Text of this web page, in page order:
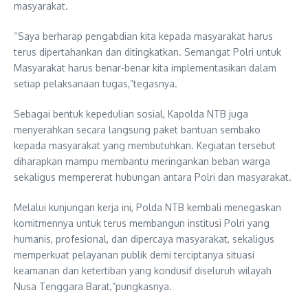
masyarakat.
“Saya berharap pengabdian kita kepada masyarakat harus
terus dipertahankan dan ditingkatkan. Semangat Polri untuk
Masyarakat harus benar-benar kita implementasikan dalam
setiap pelaksanaan tugas,”tegasnya.
Sebagai bentuk kepedulian sosial, Kapolda NTB juga
menyerahkan secara langsung paket bantuan sembako
kepada masyarakat yang membutuhkan. Kegiatan tersebut
diharapkan mampu membantu meringankan beban warga
sekaligus mempererat hubungan antara Polri dan masyarakat.
Melalui kunjungan kerja ini, Polda NTB kembali menegaskan
komitmennya untuk terus membangun institusi Polri yang
humanis, profesional, dan dipercaya masyarakat, sekaligus
memperkuat pelayanan publik demi terciptanya situasi
keamanan dan ketertiban yang kondusif diseluruh wilayah
Nusa Tenggara Barat,”pungkasnya.